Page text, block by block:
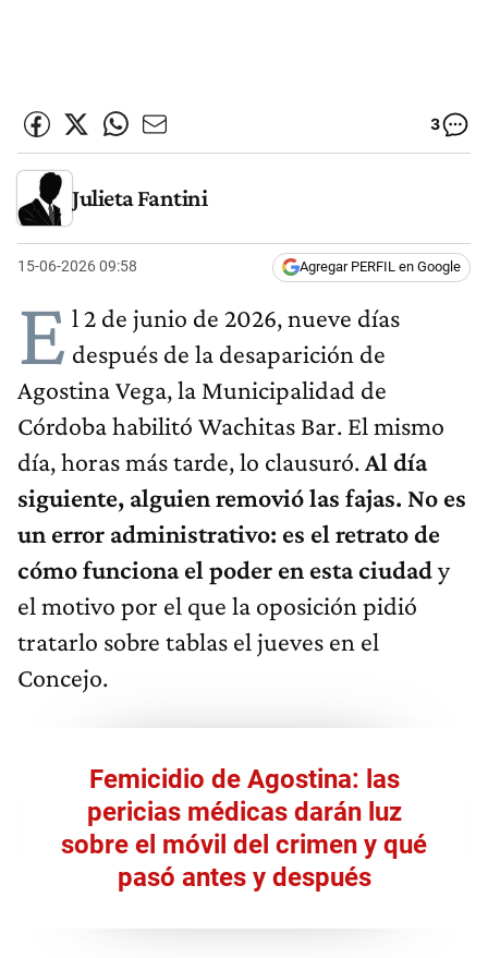
3
Julieta Fantini
15-06-2026 09:58 Agregar PERFIL en Google
E l 2 de junio de 2026, nueve días
después de la desaparición de
Agostina Vega, la Municipalidad de
Córdoba habilitó Wachitas Bar. El mismo
día, horas más tarde, lo clausuró.Al día
siguiente, alguien removió las fajas. No es
un error administrativo: es el retrato de
cómo funciona el poder en esta ciudady
el motivo por el que la oposición pidió
tratarlo sobre tablas el jueves en el
Concejo.
Femicidio de Agostina: las
pericias médicas darán luz
sobre el móvil del crimen y qué
pasó antes y después